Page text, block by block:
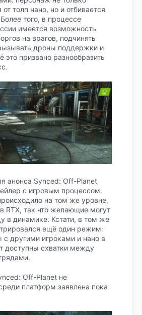
от толп нано, но и отбивается
того, в процессе
имеется возможность
на врагов, подчинять
дроны поддержки и
это призвано разнообразить
анонса Synced: Off-Planet
с игровым процессом.
на том же уровне,
RTX, так что желающие могут
в динамике. Кстати, в том же
ещё один режим:
другими игроками и нано в
доступны схватки между
Off-Planet не
платформ заявлена пока